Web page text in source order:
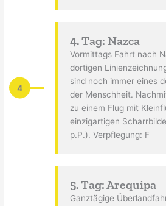
4
4. Tag: Nazca
Vormittags Fahrt nach
dortigen
sind noch immer eines
der Menschheit.
zu einem Flug mit
einzigartigen
p.P.). Verpflegung: F
5. Tag: Arequipa
Ganztägige